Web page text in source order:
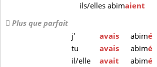
ils/elles abimaient
Plus que parfait
j'
avais abimé
tu
avais abimé
il/elle
avait abimé